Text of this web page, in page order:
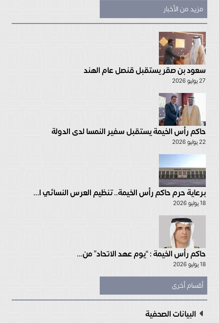
مزيد من الأخبار
سعود بن صقر يستقبل قنصل عام الهند
27 يوليو 2026
حاكم رأس الخيمة يستقبل سفير النمسا لدى الدولة
22 يوليو 2026
برعاية حرم حاكم رأس الخيمة.. تنظيم العرس النسائي ا...
18 يوليو 2026
حاكم رأس الخيمة : “يوم عهد الاتحاد” من...
18 يوليو 2026
أقسام أخرى
البيانات الصحفية